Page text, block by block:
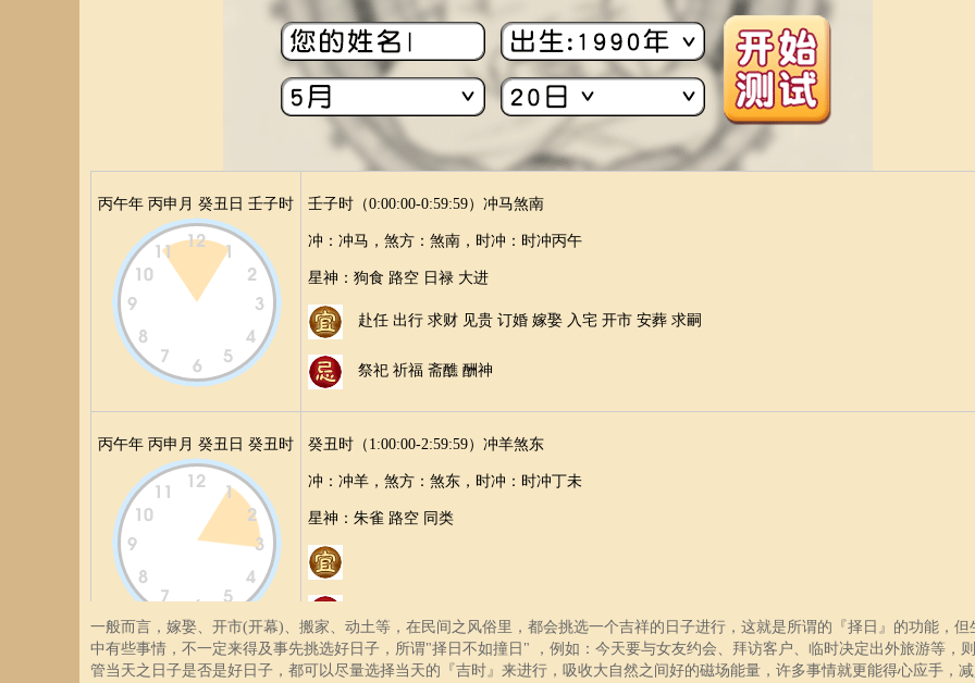
丙午年 丙申月 癸丑日 壬子时 壬子时（0:00:00-0:59:59）冲马煞南
冲： 冲马， 煞方： 煞南， 时冲： 时冲丙午
星神： 狗食 路空 日禄 大进
赴任 出行 求财 见贵 订婚 嫁娶 入宅 开市 安葬 求嗣
祭祀 祈福 斋醮 酬神
丙午年 丙申月 癸丑日 癸丑时 癸丑时（1:00:00-2:59:59）冲羊煞东
冲： 冲羊， 煞方： 煞东， 时冲： 时冲丁未
星神： 朱雀 路空 同类
一般而言，嫁娶、开市(开幕)、搬家、动土等，在民间之风俗里，都会挑选一个吉祥的日子进行，这就是所谓的『择日』的功能，但
中有些事情，不一定来得及事先挑选好日子，所谓"择日不如撞日" ，例如：今天要与女友约会、拜访客户、临时决定出外旅游等，
管当天之日子是否是好日子，都可以尽量选择当天的『吉时』来进行，吸收大自然之间好的磁场能量，许多事情就更能得心应手，